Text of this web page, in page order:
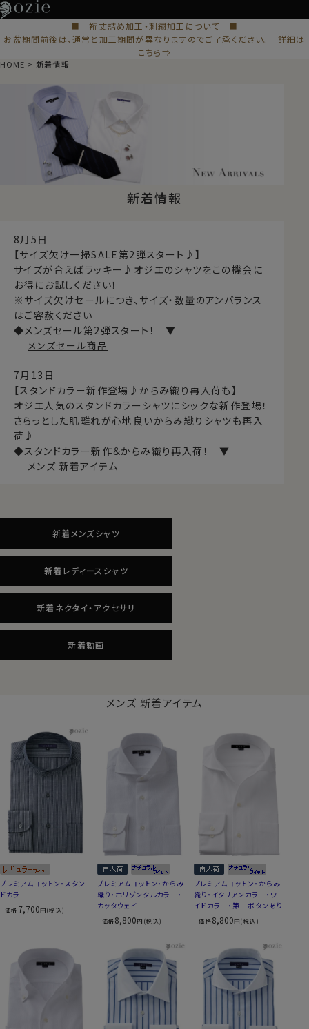
■ 裄丈詰め加工・刺繍加工について ■
お盆期間前後は、通常と加工期間が異なりますのでご了承ください。 詳細は
こちら⇒
HOME 新着情報
新着情報
8月5日
【サイズ欠け一掃SALE第2弾スタート♪】
サイズが合えばラッキー♪オジエのシャツをこの機会に
お得にお試しください！
※サイズ欠けセールにつき、サイズ・数量のアンバランス
はご容赦ください
◆メンズセール第2弾スタート！ ▼
メンズセール商品
7月13日
【スタンドカラー新作登場♪からみ織り再入荷も】
オジエ人気のスタンドカラーシャツにシックな新作登場！
さらっとした肌離れが心地良いからみ織りシャツも再入
荷♪
◆スタンドカラー新作＆からみ織り再入荷！ ▼
メンズ 新着アイテム
新着メンズシャツ
新着レディースシャツ
新着ネクタイ・アクセサリ
新着動画
メンズ 新着アイテム
プレミアムコットン・スタン
ドカラー
価格 7,700円(税込)
プレミアムコットン・からみ
織り・ホリゾンタルカラー・
カッタウェイ
価格8,800円(税込)
プレミアムコットン・からみ
織り・イタリアンカラー・ワ
イドカラー・第一ボタンあり
価格8,800円(税込)